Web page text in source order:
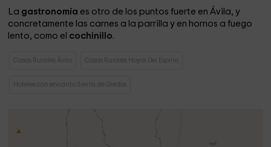
La gastronomía es otro de los puntos fuerte en Ávila, y
concretamente las carnes a la parrilla y en hornos a fuego
lento, como el cochinillo.
Casas Rurales Ávila Casas Rurales Hoyos Del Espino
Hoteles con encanto Sierra de Gredos